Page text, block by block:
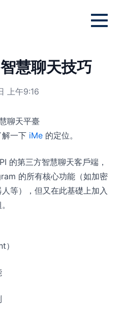
慧聊天技巧
上午9:16
聊天平臺
一下 iMe 的定位。
的第三方智慧聊天客戶端，
的所有核心功能（如加密
等），但又在此基礎上加入